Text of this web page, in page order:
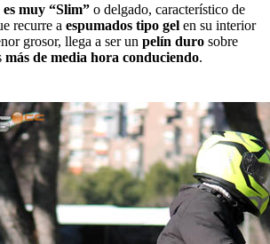
muy “Slim” o delgado, característico de
recurre a espumados tipo gel en su interior
grosor, llega a ser un pelín duro sobre
más de media hora conduciendo.